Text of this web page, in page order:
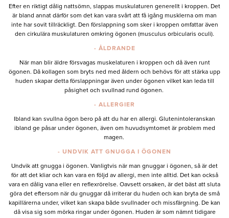
Efter en riktigt dålig nattsömn, slappas muskulaturen generellt i kroppen. Det
är bland annat därför som det kan vara svårt att få igång musklerna om man
inte har sovit tillräckligt. Den förslappning som sker i kroppen omfattar även
den cirkulära muskulaturen omkring ögonen (musculus orbicularis oculi).
- ÅLDRANDE
När man blir äldre försvagas muskelaturen i kroppen och då även runt
ögonen. Då kollagen som bryts ned med åldern och behövs för att stärka upp
huden skapar detta förslappningar även under ögonen vilket kan leda till
påsighet och svullnad rund ögonen.
- ALLERGIER
Ibland kan svullna ögon bero på att du har en allergi. Glutenintoleranskan
ibland ge påsar under ögonen, även om huvudsymtomet är problem med
magen.
- UNDVIK ATT GNUGGA I ÖGONEN
Undvik att gnugga i ögonen. Vanligtvis när man gnuggar i ögonen, så är det
för att det kliar och kan vara en följd av allergi, men inte alltid. Det kan också
vara en dålig vana eller en reflexrörelse. Oavsett orsaken, är det bäst att sluta
göra det eftersom när du gnuggar då irriterar du huden och kan bryta de små
kapillärerna under, vilket kan skapa både svullnader och missfärgning. De kan
då visa sig som mörka ringar under ögonen. Huden är som nämnt tidigare